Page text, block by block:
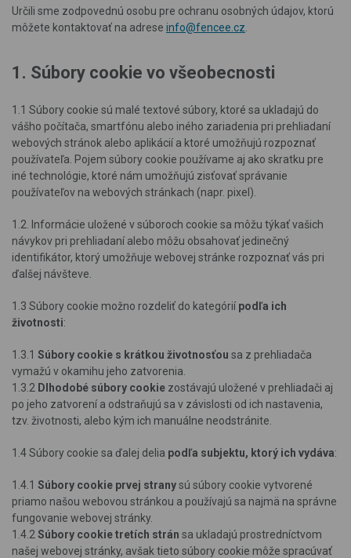
Určili sme zodpovednú osobu pre ochranu osobných údajov, ktorú
môžete kontaktovať na adrese info@fencee.cz
1. Súbory cookie vo všeobecnosti
1.1 Súbory cookie sú malé textové súbory, ktoré sa ukladajú do
vášho počítača, smartfónu alebo iného zariadenia pri prehliadaní
webových stránok alebo aplikácií a ktoré umožňujú rozpoznať
používateľa. Pojem súbory cookie používame aj ako skratku pre
iné technológie, ktoré nám umožňujú zisťovať správanie
používateľov na webových stránkach (napr. pixel).
1.2. Informácie uložené v súboroch cookie sa môžu týkať vašich
návykov pri prehliadaní alebo môžu obsahovať jedinečný
identifikátor, ktorý umožňuje webovej stránke rozpoznať vás pri
ďalšej návšteve.
1.3 Súbory cookie možno rozdeliť do kategórií podľa ich
životnosti:
1.3.1 Súbory cookie s krátkou životnosťou sa z prehliadača
vymažú v okamihu jeho zatvorenia.
1.3.2 Dlhodobé súbory cookie zostávajú uložené v prehliadači aj
po jeho zatvorení a odstraňujú sa v závislosti od ich nastavenia,
tzv. životnosti, alebo kým ich manuálne neodstránite.
1.4 Súbory cookie sa ďalej delia podľa subjektu, ktorý ich vydáva:
1.4.1 Súbory cookie prvej stranysú súbory cookie vytvorené
priamo našou webovou stránkou a používajú sa najmä na správne
fungovanie webovej stránky.
1.4.2 Súbory cookie tretích strán sa ukladajú prostredníctvom
našej webovej stránky, avšak tieto súbory cookie môže spracúvať